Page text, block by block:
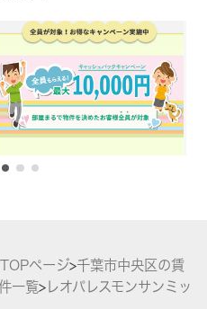
ページ>千葉市中央区の賃
一覧>レオパレスモンサンミッ